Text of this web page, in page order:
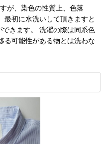
が、染色の性質上、色落
最初に水洗いして頂きますと
きます。 洗濯の際は同系色
る可能性がある物とは洗わな